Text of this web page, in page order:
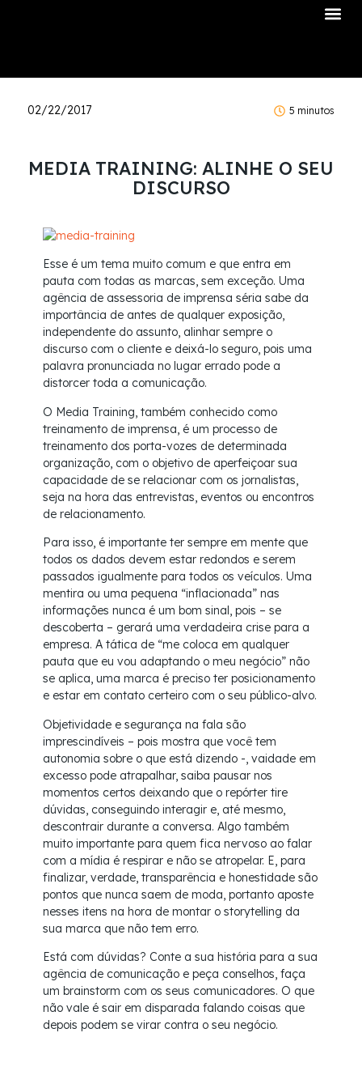
02/22/2017 5 minutos
MEDIA TRAINING: ALINHE O SEU
DISCURSO
Esse é um tema muito comum e que entra em
pauta com todas as marcas, sem exceção. Uma
agência de assessoria de imprensa séria sabe da
importância de antes de qualquer exposição,
independente do assunto, alinhar sempre o
discurso com o cliente e deixá-lo seguro, pois uma
palavra pronunciada no lugar errado pode a
distorcer toda a comunicação.
O Media Training, também conhecido como
treinamento de imprensa, é um processo de
treinamento dos porta-vozes de determinada
organização, com o objetivo de aperfeiçoar sua
capacidade de se relacionar com os jornalistas,
seja na hora das entrevistas, eventos ou encontros
de relacionamento.
Para isso, é importante ter sempre em mente que
todos os dados devem estar redondos e serem
passados igualmente para todos os veículos. Uma
mentira ou uma pequena “inflacionada” nas
informações nunca é um bom sinal, pois – se
descoberta – gerará uma verdadeira crise para a
empresa. A tática de “me coloca em qualquer
pauta que eu vou adaptando o meu negócio” não
se aplica, uma marca é preciso ter posicionamento
e estar em contato certeiro com o seu público-alvo.
Objetividade e segurança na fala são
imprescindíveis – pois mostra que você tem
autonomia sobre o que está dizendo -, vaidade em
excesso pode atrapalhar, saiba pausar nos
momentos certos deixando que o repórter tire
dúvidas, conseguindo interagir e, até mesmo,
descontrair durante a conversa. Algo também
muito importante para quem fica nervoso ao falar
com a mídia é respirar e não se atropelar. E, para
finalizar, verdade, transparência e honestidade são
pontos que nunca saem de moda, portanto aposte
nesses itens na hora de montar o storytelling da
sua marca que não tem erro.
Está com dúvidas? Conte a sua história para a sua
agência de comunicação e peça conselhos, faça
um brainstorm com os seus comunicadores. O que
não vale é sair em disparada falando coisas que
depois podem se virar contra o seu negócio.